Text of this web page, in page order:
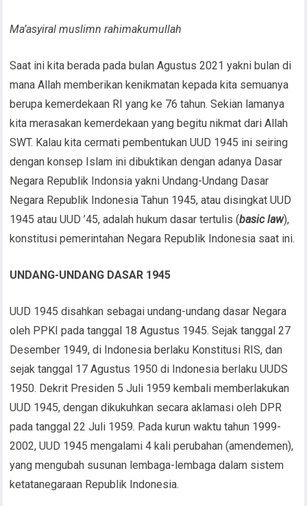
Ma’asyiral muslimn rahimakumullah
Saat ini kita berada pada bulan Agustus 2021 yakni bulan di
mana Allah memberikan kenikmatan kepada kita semuanya
berupa kemerdekaan RI yang ke 76 tahun. Sekian lamanya
kita merasakan kemerdekaan yang begitu nikmat dari Allah
SWT. Kalau kita cermati pembentukan UUD 1945 ini seiring
dengan konsep Islam ini dibuktikan dengan adanya Dasar
Negara Republik Indonsia yakni Undang-Undang Dasar
Negara Republik Indonesia Tahun 1945, atau disingkat UUD
1945 atau UUD ’45, adalah hukum dasar tertulis (basic law),
konstitusi pemerintahan Negara Republik Indonesia saat ini.
UNDANG-UNDANG DASAR 1945
UUD 1945 disahkan sebagai undang-undang dasar Negara
oleh PPKI pada tanggal 18 Agustus 1945. Sejak tanggal 27
Desember 1949, di Indonesia berlaku Konstitusi RIS, dan
sejak tanggal 17 Agustus 1950 di Indonesia berlaku UUDS
1950. Dekrit Presiden 5 Juli 1959 kembali memberlakukan
UUD 1945, dengan dikukuhkan secara aklamasi oleh DPR
pada tanggal 22 Juli 1959. Pada kurun waktu tahun 1999-
2002, UUD 1945 mengalami 4 kali perubahan (amendemen),
yang mengubah susunan lembaga-lembaga dalam sistem
ketatanegaraan Republik Indonesia.